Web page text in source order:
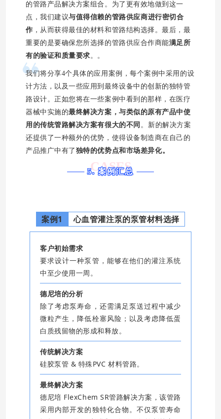
的管路产品解决方案组合。为了更有效地做到这一
点，我们建议与值得信赖的管路供应商进行密切合
作 ，从而获得最佳的材料和管路结构选择。最后，最
重要的是要确保您所选择的管路供应合作商能满足所
有的验证和质量要求。。
我们将分享4个具体的应用案例，每个案例中采用的设
计方法，以及一些应用到最终设备中的创新的独特管
路设计。正如您将在一些案例中看到的那样，在医疗
器械中实施的最终解决方案，与类似的原有产品中使
用的传统管路解决方案有很大的不同 。新的解决方案
还提供了一种额外的优势，使得设备制造商在自己的
产品推广中有了 独特的优势点和市场差异化。
CASES
5. 案例汇总
案例1 心血管灌注泵的泵管材料选择
客户初始需求
要求设计一种泵管，能够在他们的灌注系统
中至少使用一周。
德尼培的分析
除了考虑泵寿命，还需满足泵送过程中减少
微粒产生，降低栓塞风险；以及考虑降低蛋
白质残留物的形成和释放。
传统解决方案
硅胶泵管 & 特殊PVC 材料管路。
最终解决方案
德尼培 FlexChem SR管路解决方案，该管路
采用内部开发的独特化合物。不仅泵管寿命